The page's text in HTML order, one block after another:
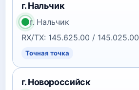
г. Нальчик
г. Нальчик
RX/TX: 145.625.00 / 145.025.00
Точная точка
г. Новороссийск